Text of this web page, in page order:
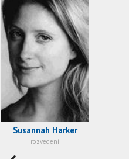
Susannah Harker
rozvedení